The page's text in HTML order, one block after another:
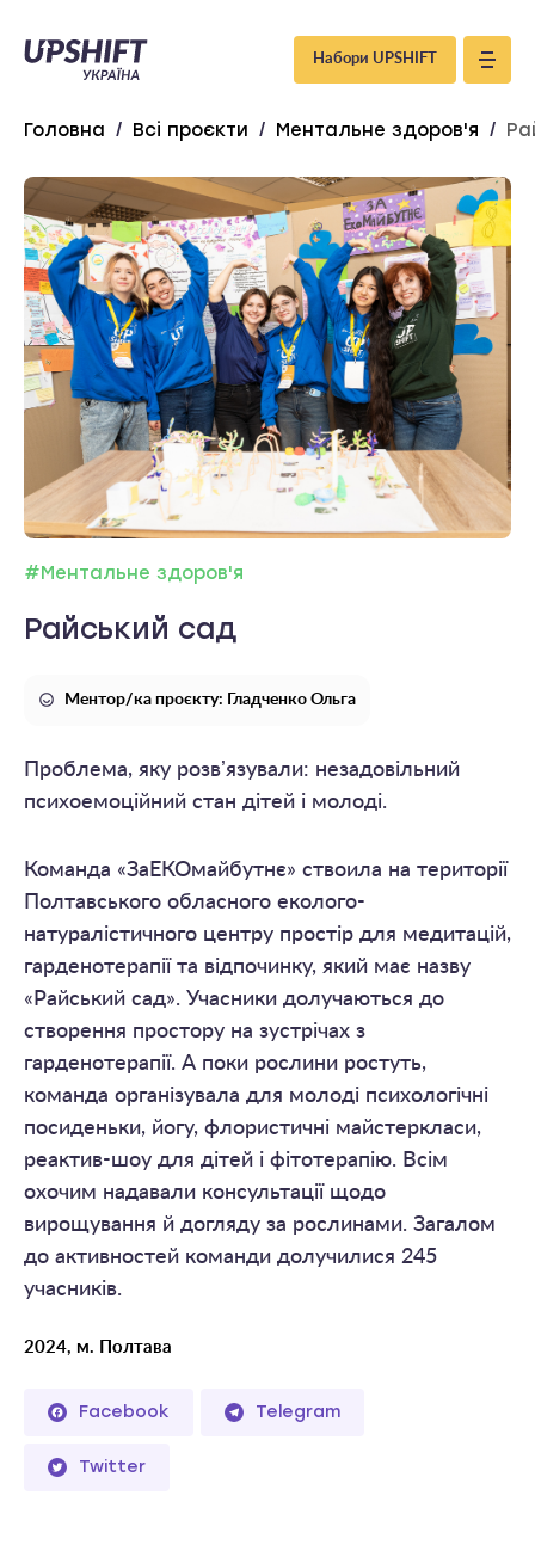
Upshift
–
Україна
Набори UPSHIFT
Головна / Всі проєкти / Ментальне здоров'я /
#Ментальне здоров'я
Райський сад
Ментор/ка проєкту: Гладченко Ольга
Проблема, яку розвʼязували: незадовільний
психоемоційний стан дітей і молоді.
Команда «ЗаЕКОмайбутнє» ствоила на території
Полтавського обласного еколого-
натуралістичного центру простір для медитацій,
гарденотерапії та відпочинку, який має назву
«Райський сад». Учасники долучаються до
створення простору на зустрічах з
гарденотерапії. А поки рослини ростуть,
команда організувала для молоді психологічні
посиденьки, йогу, флористичні майстеркласи,
реактив-шоу для дітей і фітотерапію. Всім
охочим надавали консультації щодо
вирощування й догляду за рослинами. Загалом
до активностей команди долучилися 245
учасників.
2024, м. Полтава
Facebook Telegram
Twitter